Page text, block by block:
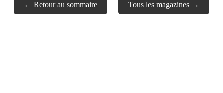
← Retour au sommaire Tous les magazines →